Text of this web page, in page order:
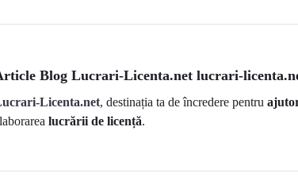
Blog Lucrari-Licenta.net lucrari-
Licenta.net, destinația ta de încredere pentru
lucrării de licență.